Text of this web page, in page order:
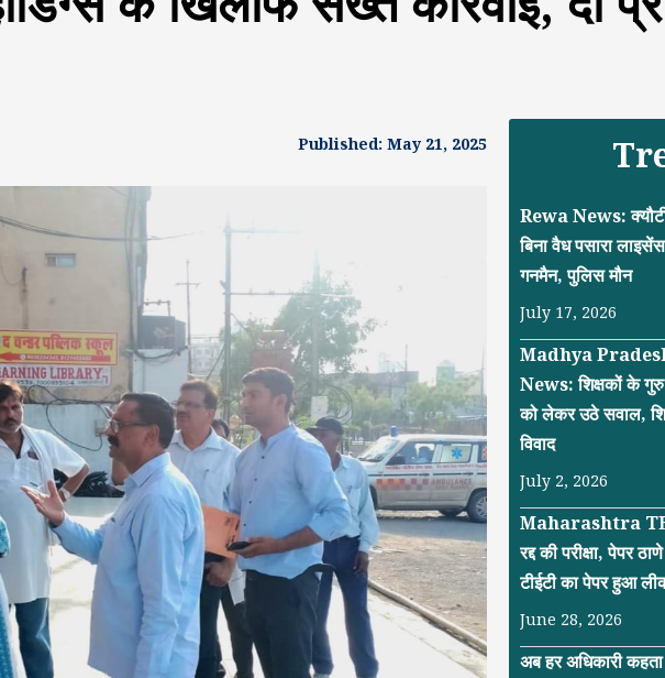
Published: May 21, 2025
Rewa News:
बिना वैध पसारा
गनमैन, पुलिस मौन
July 17, 2026
Madhya
News: शिक्षकों के गुरु
को लेकर उठे सवाल,
विवाद
July 2, 2026
Maharashtra
रद्द की परीक्षा, पेपर
टीईटी का पेपर हुआ
June 28, 2026
अब हर अधिकारी